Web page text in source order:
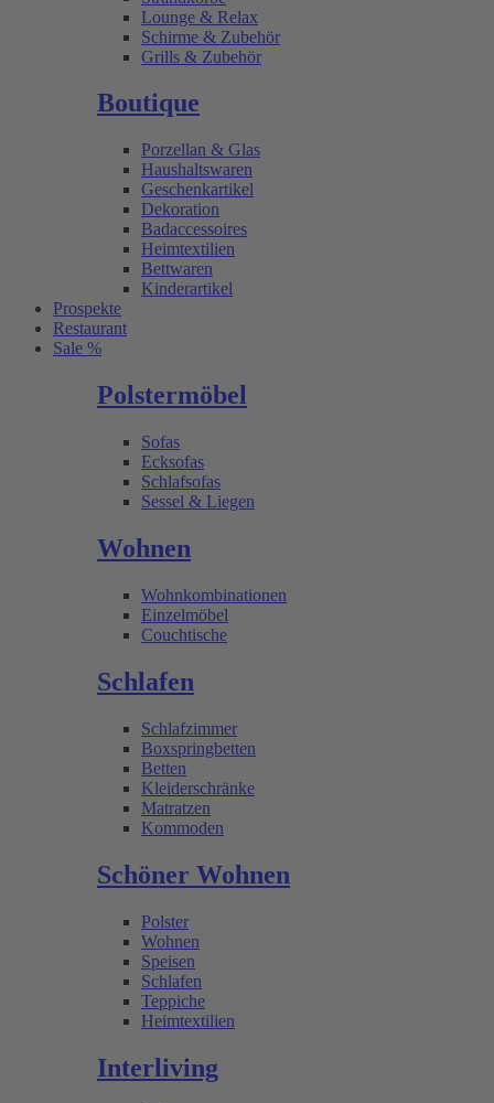
Lounge & Relax
Schirme & Zubehör
Grills & Zubehör
Boutique
Porzellan & Glas
Haushaltswaren
Geschenkartikel
Dekoration
Badaccessoires
Heimtextilien
Bettwaren
Kinderartikel
Prospekte
Restaurant
Sale %
Polstermöbel
Sofas
Ecksofas
Schlafsofas
Sessel & Liegen
Wohnen
Wohnkombinationen
Einzelmöbel
Couchtische
Schlafen
Schlafzimmer
Boxspringbetten
Betten
Kleiderschränke
Matratzen
Kommoden
Schöner Wohnen
Polster
Wohnen
Speisen
Schlafen
Teppiche
Heimtextilien
Interliving